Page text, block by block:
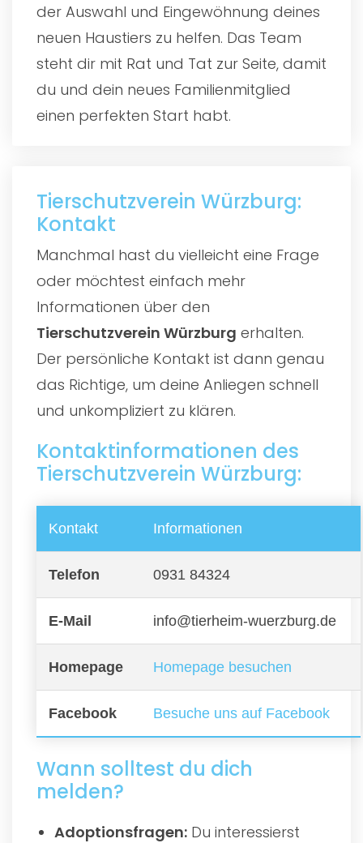
der Auswahl und Eingewöhnung deines
neuen Haustiers zu helfen. Das Team
steht dir mit Rat und Tat zur Seite, damit
du und dein neues Familienmitglied
einen perfekten Start habt.
Tierschutzverein Würzburg:
Kontakt
Manchmal hast du vielleicht eine Frage
oder möchtest einfach mehr
Informationen über den
Tierschutzverein Würzburg erhalten.
Der persönliche Kontakt ist dann genau
das Richtige, um deine Anliegen schnell
und unkompliziert zu klären.
Kontaktinformationen des
Tierschutzverein Würzburg:
Kontakt Informationen
Telefon 0931 84324
E-Mail info@tierheim-wuerzburg.de
Homepage Homepage besuchen
Facebook Besuche uns auf Facebook
Wann solltest du dich
melden?
Adoptionsfragen: Du interessierst